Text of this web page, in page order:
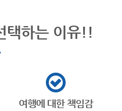
택하는 이유!!
여행에 대한 책임감